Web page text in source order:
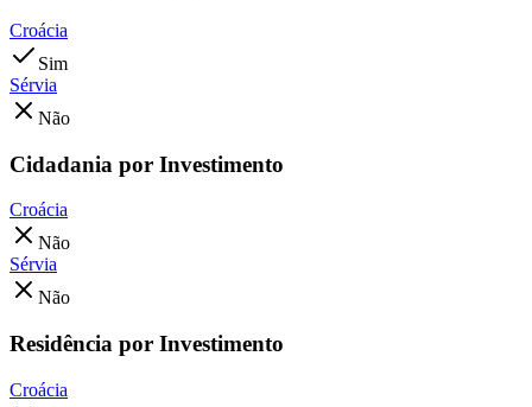
Croácia
Sim
Sérvia
Não
Cidadania por Investimento
Croácia
Não
Sérvia
Não
Residência por Investimento
Croácia